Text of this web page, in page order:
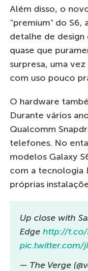
Além disso, o
“premium” do
detalhe de design
quase que
surpresa, uma
com uso pouco
O hardware
Durante vários
Qualcomm
telefones. No
modelos Galaxy
com a tecnologia
próprias
Up close with
Edge http://t.co/
pic.twitter.com/
— The Verge